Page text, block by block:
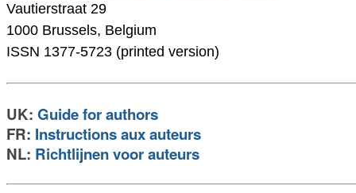
Vautierstraat 29
1000 Brussels, Belgium
ISSN 1377-5723 (printed version)
UK: Guide for authors
FR: Instructions aux auteurs
NL: Richtlijnen voor auteurs